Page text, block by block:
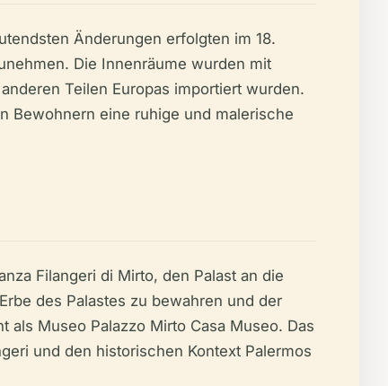
Änderungen erfolgten im 18.
Die Innenräume wurden mit
Teilen Europas importiert wurden.
Bewohnern eine ruhige und malerische
Filangeri di Mirto, den Palast an die
des Palastes zu bewahren und der
Museo Palazzo Mirto Casa Museo. Das
und den historischen Kontext Palermos